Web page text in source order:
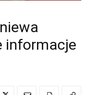
informacje